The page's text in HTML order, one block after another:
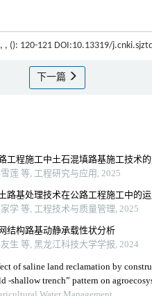
, , (): 120-121 DOI:10.13319/
下一篇